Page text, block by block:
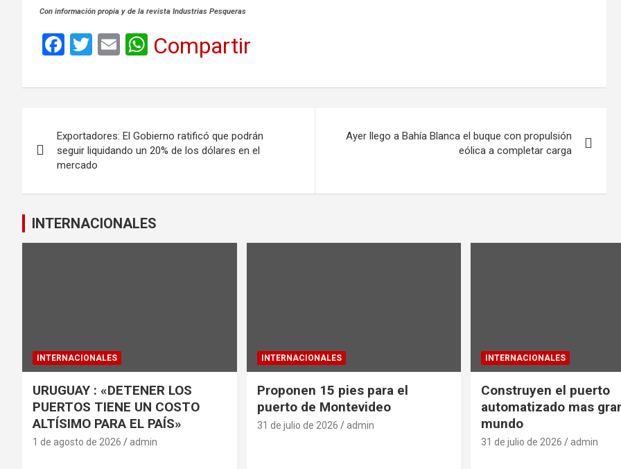
Con información propia y de la revista Industrias Pesqueras
F
ce
o
o
k
T
tt
E
ail
W
at
A
p
Compartir
de
Exportadores: El Gobierno ratificó que podrán
seguir liquidando un 20% de los dólares en el
mercado
Ayer llego a Bahía Blanca el buque con propulsión
eólica a completar carga
INTERNACIONALES
INTERNACIONALES
URUGUAY : «DETENER LOS
PUERTOS TIENE UN COSTO
ALTÍSIMO PARA EL PAÍS»
1 de agosto de 2026 admin
INTERNACIONALES
Proponen 15 pies para el
puerto de Montevideo
31 de julio de 2026 admin
INTERNACIONALES
Construyen el puerto
automatizado mas
mundo
31 de julio de 2026 admin